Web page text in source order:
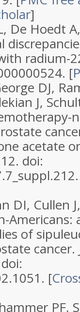
]
De Hoedt
radium-
[
DJ,
J,
acetate
doi:
DI, Cullen
Americans:
of
cancer.
[
PF,